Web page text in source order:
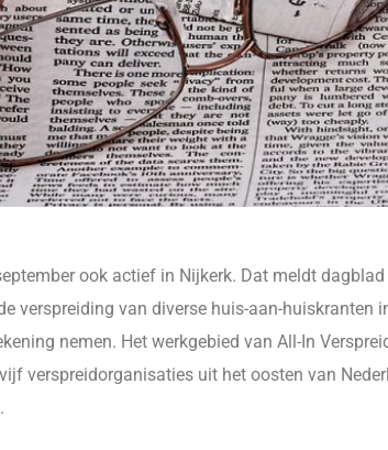
ook actief in Nijkerk. Dat meldt dagblad
verspreiding van diverse huis-aan-huiskranten
nemen. Het werkgebied van All-In
verspreidorganisaties uit het oosten van